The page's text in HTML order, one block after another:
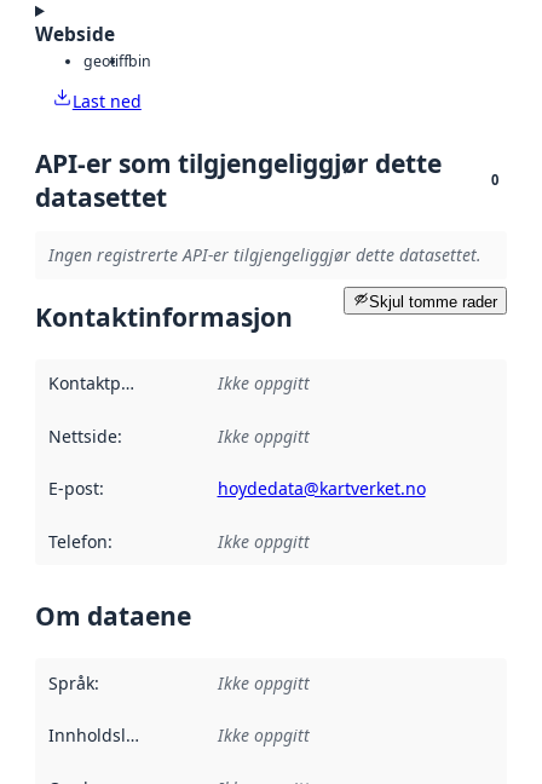
Webside
geotiffbin
Last ned
API-er som tilgjengeliggjør dette
datasettet
0
Ingen registrerte API-er tilgjengeliggjør dette datasettet.
Skjul tomme rader
Kontaktinformasjon
Kontaktpunkt Ikke oppgitt
Nettside: Ikke oppgitt
E-post: hoydedata@kartverket.no
Telefon: Ikke oppgitt
Om dataene
Språk: Ikke oppgitt
Innholdsleverandører :
Ikke oppgitt